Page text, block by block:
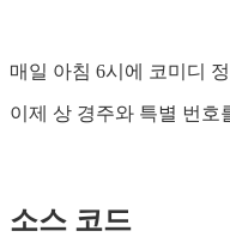
매일 아침 6시에 코미디
이제 상 경주와 특별 번호
소스 코드